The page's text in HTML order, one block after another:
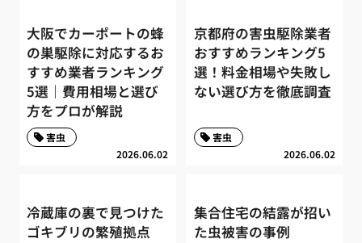
大阪でカーポートの蜂
の巣駆除に対応するお
すすめ業者ランキング
5選｜費用相場と選び
方をプロが解説
2026.06.02
害虫
京都府の害虫駆除業者
おすすめランキング5
選！料金相場や失敗し
ない選び方を徹底調査
2026.06.02
害虫
冷蔵庫の裏で見つけた
ゴキブリの繁殖拠点
集合住宅の結露が招い
た虫被害の事例